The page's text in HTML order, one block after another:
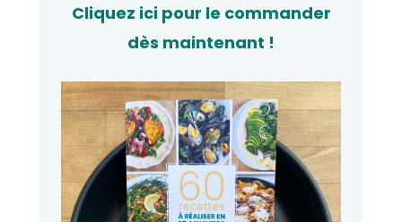
Cliquez ici pour le commander
dès maintenant !